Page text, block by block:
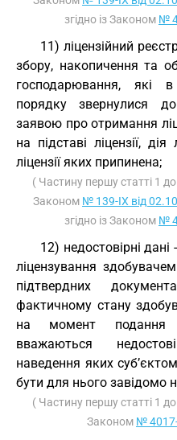
згідно із Законом №
11) ліцензійний
збору, накопичення та
господарювання, які
порядку звернулися
заявою про отримання
на підставі ліцензії,
ліцензії яких припинена;
( Частину першу статті 1
Законом № 139-IX від
згідно із Законом №
12) недостовірні
ліцензування
підтвердних
фактичному стану
на момент подання
вважаються
наведення яких
бути для нього завідомо
( Частину першу статті 1
Законом №